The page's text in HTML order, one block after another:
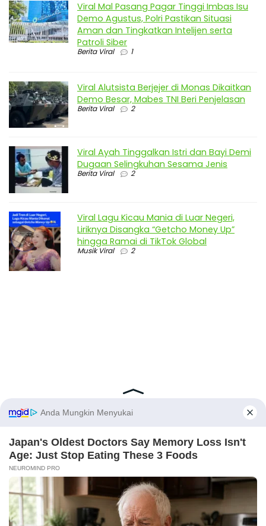
Viral Mal Pasang Pagar Tinggi Imbas Isu
Demo Agustus, Polri Pastikan Situasi
Aman dan Tingkatkan Intelijen serta
Patroli Siber
Berita Viral 1
Viral Alutsista Berjejer di Monas Dikaitkan
Demo Besar, Mabes TNI Beri Penjelasan
Berita Viral 2
Viral Ayah Tinggalkan Istri dan Bayi Demi
Dugaan Selingkuhan Sesama Jenis
Berita Viral 2
Viral Lagu Kicau Mania di Luar Negeri,
Liriknya Disangka “Getcho Money Up”
hingga Ramai di TikTok Global
Musik Viral 2